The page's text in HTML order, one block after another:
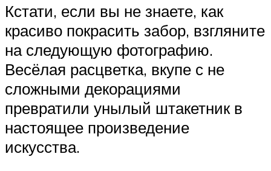
Кстати, если вы не знаете, как
красиво покрасить забор, взгляните
на следующую фотографию.
Весёлая расцветка, вкупе с не
сложными декорациями
превратили унылый штакетник в
настоящее произведение
искусства.